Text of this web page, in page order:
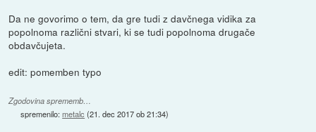
Da ne govorimo o tem, da gre tudi z davčnega vidika za
popolnoma različni stvari, ki se tudi popolnoma drugače
obdavčujeta.
edit: pomemben typo
Zgodovina sprememb…
spremenilo:metalc (21. dec 2017 ob 21:34)